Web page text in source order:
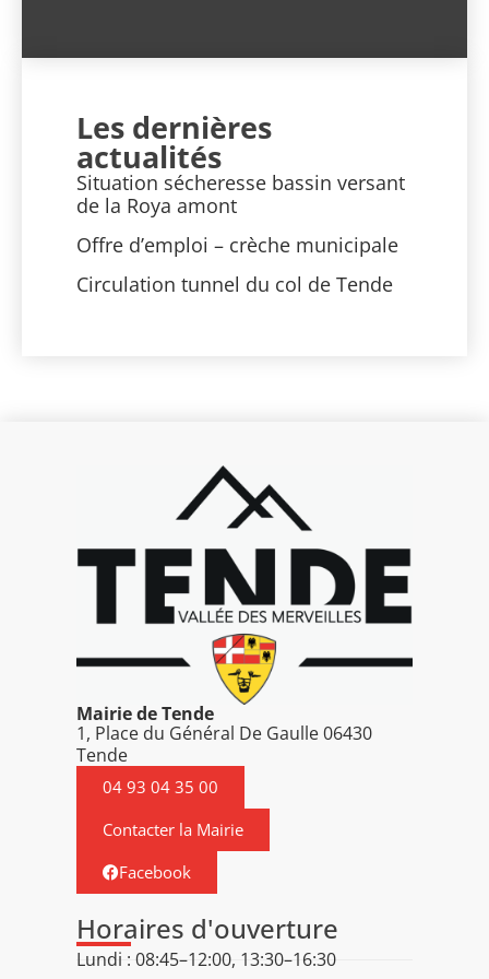
Les dernières
actualités
Situation sécheresse bassin versant
de la Roya amont
Offre d’emploi – crèche municipale
Circulation tunnel du col de Tende
Mairie de Tende
1, Place du Général De Gaulle 06430
Tende
04 93 04 35 00
Contacter la Mairie
Facebook
Horaires d'ouverture
Lundi : 08:45–12:00, 13:30–16:30